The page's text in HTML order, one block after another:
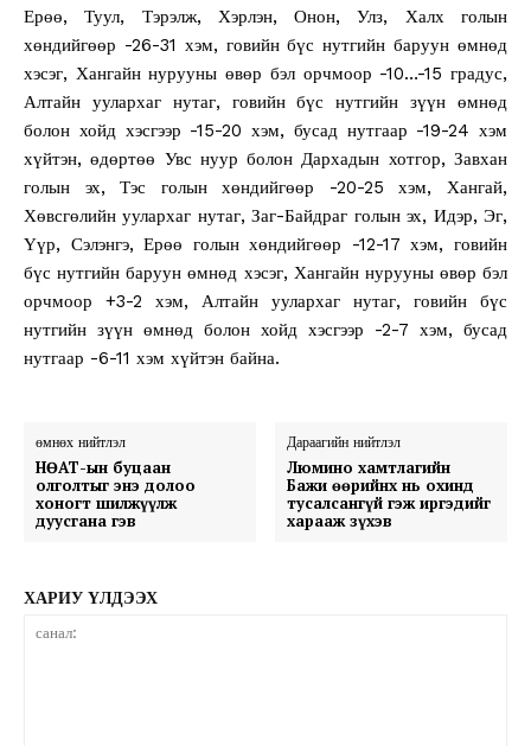
Ерөө, Туул, Тэрэлж, Хэрлэн, Онон, Улз, Халх голын
хөндийгөөр -26-31 хэм, говийн бүс нутгийн баруун өмнөд
хэсэг, Хангайн нурууны өвөр бэл орчмоор -10…-15 градус,
Алтайн уулархаг нутаг, говийн бүс нутгийн зүүн өмнөд
болон хойд хэсгээр -15-20 хэм, бусад нутгаар -19-24 хэм
хүйтэн, өдөртөө Увс нуур болон Дархадын хотгор, Завхан
голын эх, Тэс голын хөндийгөөр -20-25 хэм, Хангай,
Хөвсгөлийн уулархаг нутаг, Заг-Байдраг голын эх, Идэр, Эг,
Үүр, Сэлэнгэ, Ерөө голын хөндийгөөр -12-17 хэм, говийн
бүс нутгийн баруун өмнөд хэсэг, Хангайн нурууны өвөр бэл
орчмоор +3-2 хэм, Алтайн уулархаг нутаг, говийн бүс
нутгийн зүүн өмнөд болон хойд хэсгээр -2-7 хэм, бусад
нутгаар -6-11 хэм хүйтэн байна.
өмнөх нийтлэл
НӨАТ-ын буцаан
олголтыг энэ долоо
хоногт шилжүүлж
дуусгана гэв
Дараагийн нийтлэл
Люмино хамтлагийн
Бажи өөрийнх нь охинд
тусалсангүй гэж иргэдийг
харааж зүхэв
ХАРИУ ҮЛДЭЭХ